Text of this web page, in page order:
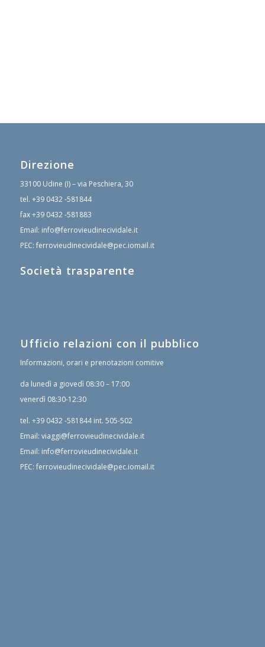
Direzione
33100 Udine (I) – via Peschiera, 30
tel. +39 0432 -581844
fax+39 0432 -581883
Email: info@ferrovieudinecividale.it
PEC: ferrovieudinecividale@pec.iomail.it
Società trasparente
Ufficio relazioni con il pubblico
Informazioni, orari e prenotazioni comitive
da lunedì a giovedì 08:30 – 17:00
venerdì 08:30-12:30
tel. +39 0432 -581844int. 505-502
Email: viaggi@ferrovieudinecividale.it
Email: info@ferrovieudinecividale.it
PEC: ferrovieudinecividale@pec.iomail.it